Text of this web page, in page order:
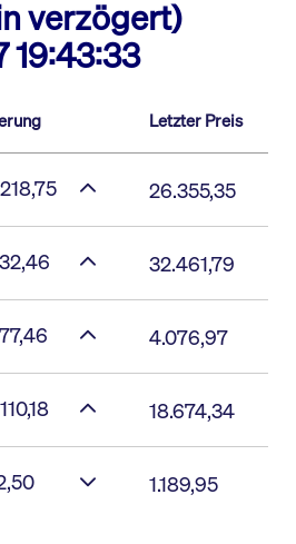
verzögert)
Letzter Preis
26.355,35
32.461,79
4.076,97
18.674,34
1.189,95